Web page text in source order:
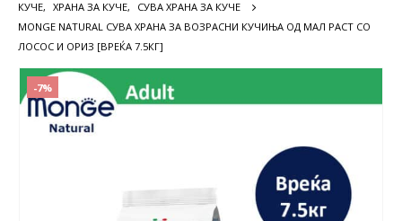
КУЧЕ, ХРАНА ЗА КУЧЕ,
СУВА ХРАНА ЗА КУЧЕ
MONGE NATURAL СУВА ХРАНА ЗА ВОЗРАСНИ КУЧИЊА ОД МАЛ РАСТ СО
ЛОСОС И ОРИЗ [ВРЕЌА 7.5КГ]
-7%